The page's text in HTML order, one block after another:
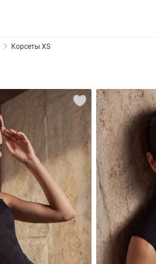
Корсеты XS